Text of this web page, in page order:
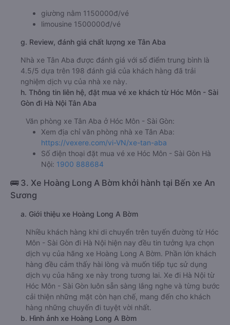
giường nằm 1150000đ/vé
limousine 1500000đ/vé
g. Review, đánh giá chất lượng xe Tân Aba
Nhà xe Tân Aba được đánh giá với số điểm trung bình là
4.5/5 dựa trên 198 đánh giá của khách hàng đã trải
nghiệm dịch vụ của nhà xe này.
h. Thông tin liên hệ, đặt mua vé xe khách từ Hóc Môn - Sài
Gòn đi Hà Nội Tân Aba
Văn phòng xe Tân Aba ở Hóc Môn - Sài Gòn:
Xem địa chỉ văn phòng nhà xe Tân Aba:
https://vexere.com/vi-VN/xe-tan-aba
Số điện thoại đặt mua vé xe Hóc Môn - Sài Gòn Hà
Nội: 1900 888684
🚌 3. Xe Hoàng Long A Bờm khởi hành tại Bến xe An
Sương
a. Giới thiệu xe Hoàng Long A Bờm
Nhiều khách hàng khi di chuyển trên tuyến đường từ Hóc
Môn - Sài Gòn đi Hà Nội hiện nay đều tin tưởng lựa chọn
dịch vụ của hãng xe Hoàng Long A Bờm. Phần lớn khách
hàng đều cảm thấy hài lòng và muốn tiếp tục sử dụng
dịch vụ của hãng xe này trong tương lai. Xe đi Hà Nội từ
Hóc Môn - Sài Gòn luôn sẵn sàng lắng nghe và từng bước
cải thiện những mặt còn hạn chế, mang đến cho khách
hàng những chuyến đi tuyệt vời nhất.
b. Hình ảnh xe Hoàng Long A Bờm